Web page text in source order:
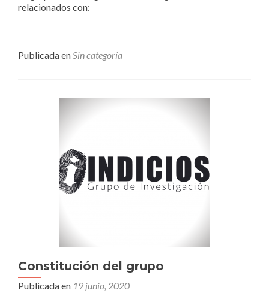
relacionados con:
Publicada enSin categoría
Constitución del grupo
Publicada en 19 junio, 2020